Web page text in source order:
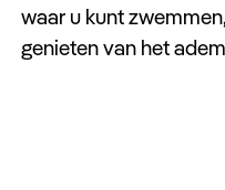
waar u kunt
genieten van het